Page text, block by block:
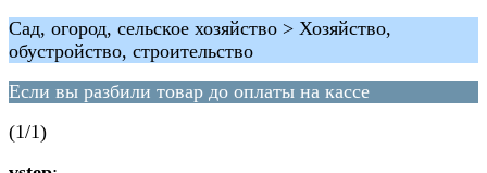
Сад, огород, сельское хозяйство > Хозяйство,
обустройство, строительство
Если вы разбили товар до оплаты на кассе
(1/1)